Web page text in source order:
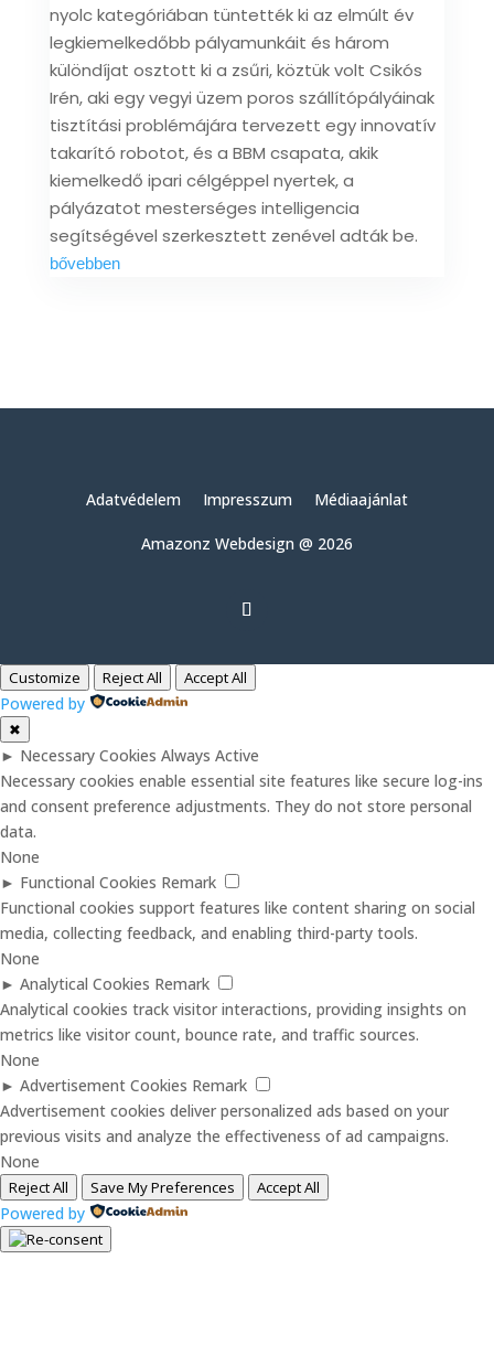
nyolc kategóriában tüntették ki az elmúlt év
legkiemelkedőbb pályamunkáit és három
különdíjat osztott ki a zsűri, köztük volt Csikós
Irén, aki egy vegyi üzem poros szállítópályáinak
tisztítási problémájára tervezett egy innovatív
takarító robotot, és a BBM csapata, akik
kiemelkedő ipari célgéppel nyertek, a
pályázatot mesterséges intelligencia
segítségével szerkesztett zenével adták be.
bővebben
Adatvédelem Impresszum Médiaajánlat
Amazonz Webdesign @ 2026
Customize Reject All Accept All
Powered by
✖
► Necessary Cookies Always Active
Necessary cookies enable essential site features like secure log-ins
and consent preference adjustments. They do not store personal
data.
None
► Functional Cookies Remark
Functional cookies support features like content sharing on social
media, collecting feedback, and enabling third-party tools.
None
► Analytical Cookies Remark
Analytical cookies track visitor interactions, providing insights on
metrics like visitor count, bounce rate, and traffic sources.
None
► Advertisement Cookies Remark
Advertisement cookies deliver personalized ads based on your
previous visits and analyze the effectiveness of ad campaigns.
None
Reject All Save My Preferences Accept All
Powered by